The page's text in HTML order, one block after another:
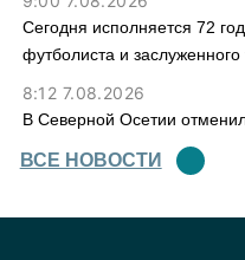
Сегодня исполняется 72
футболиста и
8:12 7.08.2026
В Северной Осетии
ВСЕ НОВОСТИ